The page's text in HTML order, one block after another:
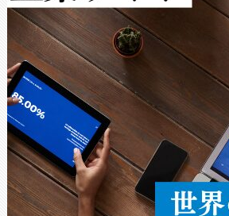
Avia 2は、2種類の
× 80°のノーマル
ードを切り替えて
ることなく、単一
うにします。遠距
密度なスキャ […]